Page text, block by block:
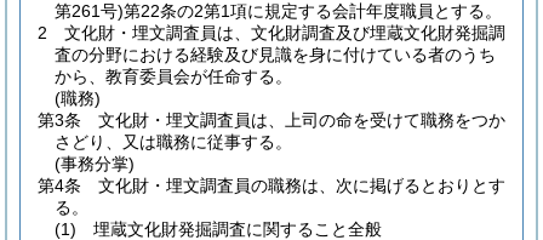
第261号)第22条の2第1項に規定する会計年度職員とする。
2
文化財・埋文調査員は、文化財調査及び埋蔵文化財発掘調
査の分野における経験及び見識を身に付けている者のうち
から、教育委員会が任命する。
(職務)
第3条
文化財・埋文調査員は、上司の命を受けて職務をつか
さどり、又は職務に従事する。
(事務分掌)
第4条
文化財・埋文調査員の職務は、次に掲げるとおりとす
る。
(1)
埋蔵文化財発掘調査に関すること全般